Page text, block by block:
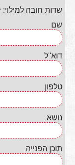
שדות חובה למילוי:
שם
דוא"ל
טלפון
נושא
תוכן הפנייה